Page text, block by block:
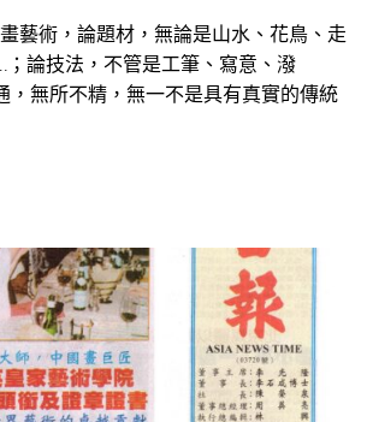
藝術，論題材，無論是山水、花鳥、走
論技法，不管是工筆、寫意、潑
，無所不精，無一不是具有真實的傳統